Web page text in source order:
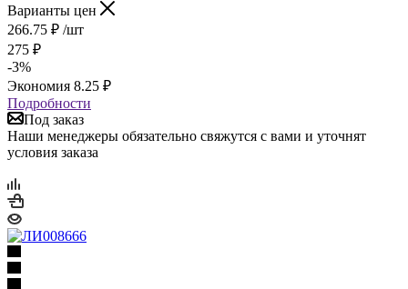
Варианты цен
266.75 ₽ /шт
275 ₽
-3%
Экономия 8.25 ₽
Подробности
Под заказ
Наши менеджеры обязательно свяжутся с вами и уточнят
условия заказа